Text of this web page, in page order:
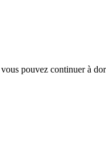
pouvez continuer à